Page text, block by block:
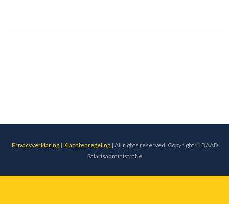
Privacyverklaring| Klachtenregeling| All rights reserved. Copyright© DAAD
Salarisadministratie